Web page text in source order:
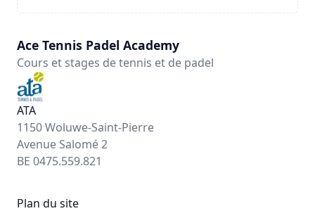
Ace Tennis Padel Academy
Cours et stages de tennis et de padel
ATA
1150 Woluwe-Saint-Pierre
Avenue Salomé 2
BE 0475.559.821
Plan du site